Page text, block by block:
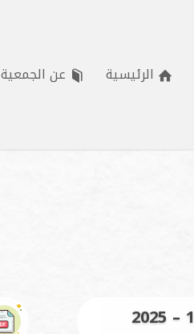
الرئيسية عن الجمعية
2025 – 1